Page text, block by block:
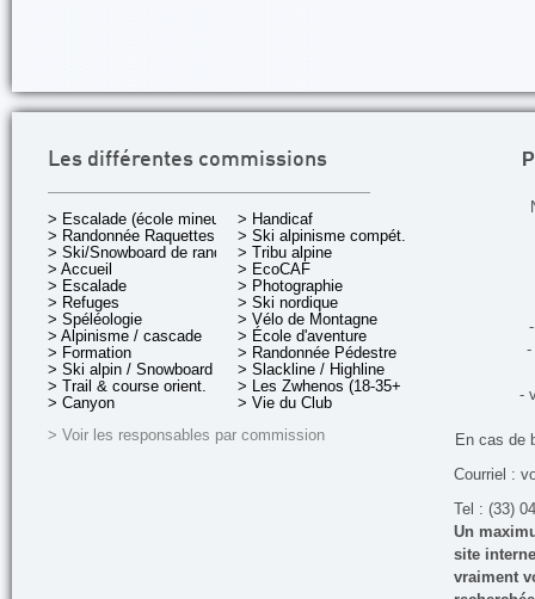
Les différentes commissions
> Escalade (école mineurs)
> Randonnée Raquettes
> Ski/Snowboard de rando.
> Accueil
> Escalade
> Refuges
> Spéléologie
> Alpinisme / cascade
> Formation
> Ski alpin / Snowboard
> Trail & course orient.
> Canyon
> Handicaf
> Ski alpinisme compét.
> Tribu alpine
> EcoCAF
> Photographie
> Ski nordique
> Vélo de Montagne
> École d'aventure
> Randonnée Pédestre
> Slackline / Highline
> Les Zwhenos (18-35+ ans)
> Vie du Club
> Voir les responsables par commission
-
-
En cas de
Courriel :
Tel : (33)
Un
site
vraiment